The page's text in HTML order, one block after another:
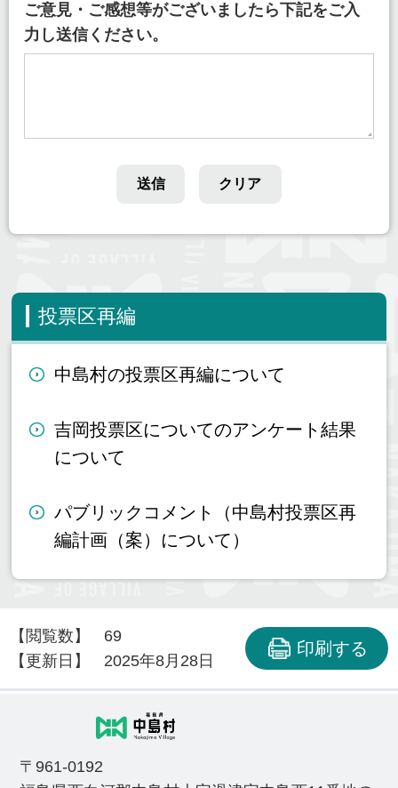
ご意見・ご感想等がございましたら下記をご入
力し送信ください。
投票区再編
中島村の投票区再編について
吉岡投票区についてのアンケート結果
について
パブリックコメント（中島村投票区再
編計画（案）について）
【閲覧数】
69
【更新日】
2025年8月28日
印刷する
〒961-0192